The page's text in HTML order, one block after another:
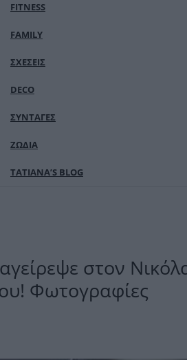
FITNESS
FAMILY
ΣΧΕΣΕΙΣ
DECO
ΣΥΝΤΑΓΕΣ
ΖΩΔΙΑ
TATIANA’S BLOG
στον
Φωτογραφίες